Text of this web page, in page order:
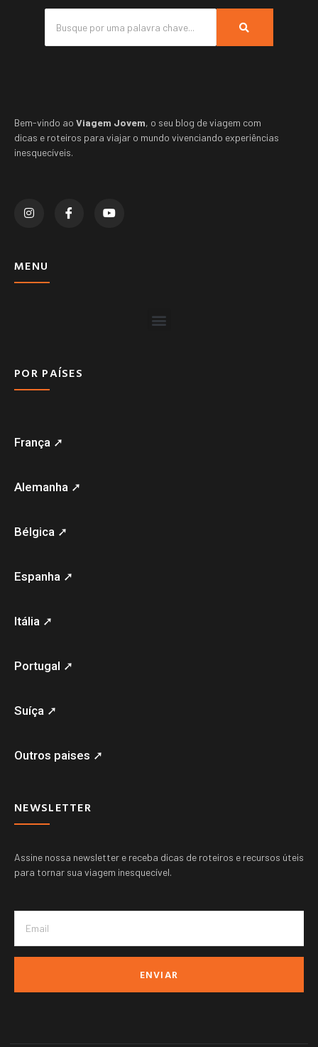
Bem-vindo ao Viagem Jovem, o seu blog de viagem com
dicas e roteiros para viajar o mundo vivenciando experiências
inesquecíveis.
MENU
POR PAÍSES
França ➚
Alemanha ➚
Bélgica ➚
Espanha ➚
Itália ➚
Portugal ➚
Suíça ➚
Outros paises ➚
NEWSLETTER
Assine nossa newsletter e receba dicas de roteiros e recursos úteis
para tornar sua viagem inesquecível.
ENVIAR